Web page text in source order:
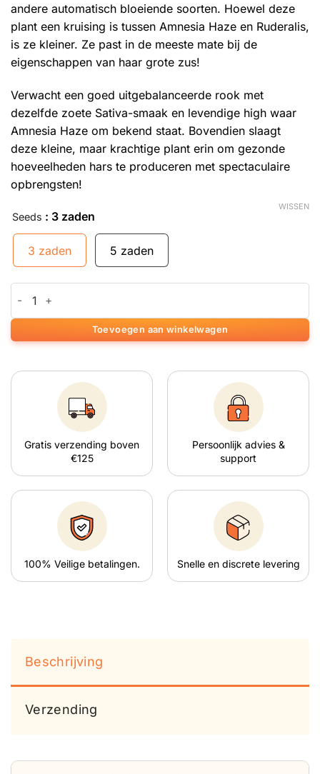
andere automatisch bloeiende soorten. Hoewel deze
plant een kruising is tussen Amnesia Haze en Ruderalis,
is ze kleiner. Ze past in de meeste mate bij de
eigenschappen van haar grote zus!
Verwacht een goed uitgebalanceerde rook met
dezelfde zoete Sativa-smaak en levendige high waar
Amnesia Haze om bekend staat. Bovendien slaagt
deze kleine, maar krachtige plant erin om gezonde
hoeveelheden hars te produceren met spectaculaire
opbrengsten!
Seeds : 3 zaden
3 zaden 5 zaden
WISSEN
Toevoegen aan winkelwagen
Gratis verzending boven
€125
Persoonlijk advies &
support
100% Veilige betalingen. Snelle en discrete levering
Beschrijving
Verzending